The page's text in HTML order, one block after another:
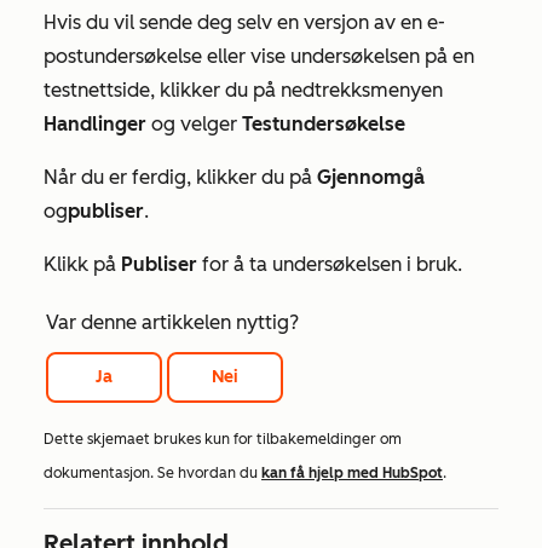
Hvis du vil sende deg selv en versjon av en e-
postundersøkelse eller vise undersøkelsen på en
testnettside, klikker du på nedtrekksmenyen
Handlinger og velger Testundersøkelse
Når du er ferdig, klikker du på Gjennomgå
ogpubliser.
Klikk på Publiser for å ta undersøkelsen i bruk.
Var denne artikkelen nyttig?
Ja Nei
Dette skjemaet brukes kun for tilbakemeldinger om
dokumentasjon. Se hvordan du kan få hjelp med HubSpot.